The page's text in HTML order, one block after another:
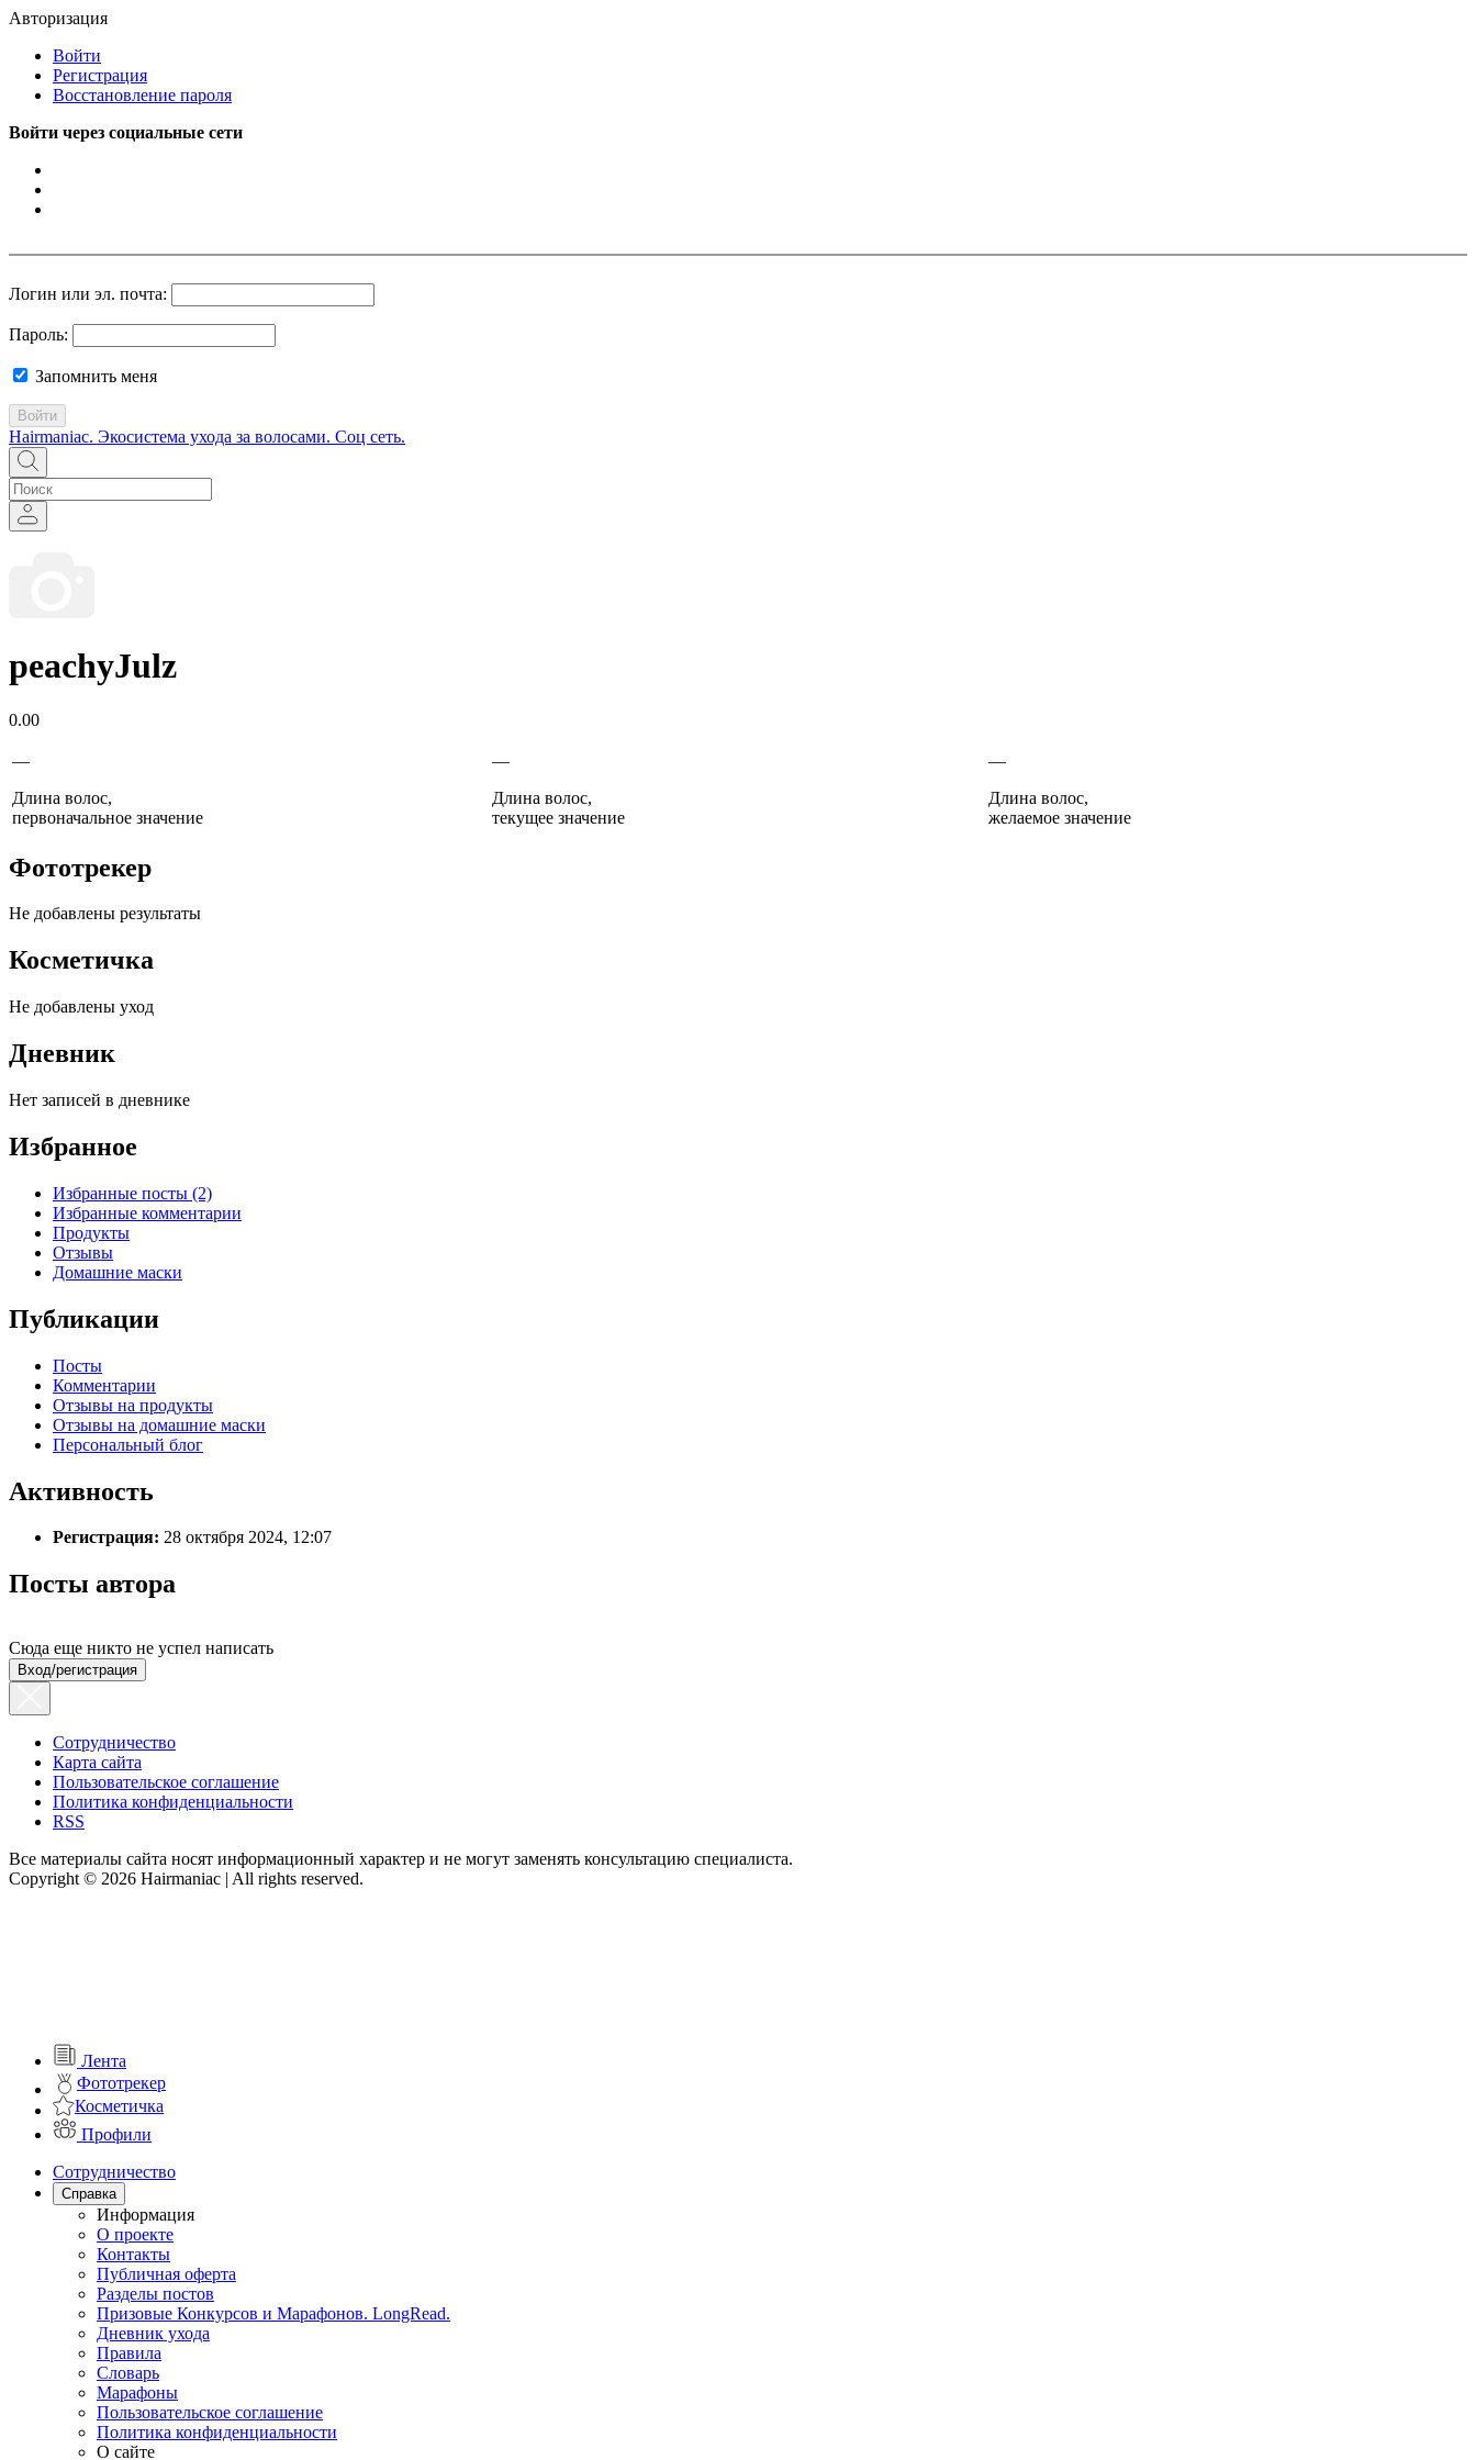
Авторизация
Войти
Регистрация
Восстановление пароля
Войти через социальные сети
Логин или эл. почта:
Пароль:
Запомнить меня
Войти
Hairmaniac. Экосистема ухода за волосами. Соц сеть.
peachyJulz
0.00
—
Длина волос,
первоначальное значение
—
Длина волос,
текущее значение
—
Длина волос,
желаемое значение
Фототрекер
Не добавлены результаты
Косметичка
Не добавлены уход
Дневник
Нет записей в дневнике
Избранное
Избранные посты (2)
Избранные комментарии
Продукты
Отзывы
Домашние маски
Публикации
Посты
Комментарии
Отзывы на продукты
Отзывы на домашние маски
Персональный блог
Активность
Регистрация: 28 октября 2024, 12:07
Посты автора
Сюда еще никто не успел написать
Вход/регистрация
Сотрудничество
Карта сайта
Пользовательское соглашение
Политика конфиденциальности
RSS
Все материалы сайта носят информационный характер и не могут заменять консультацию специалиста.
Copyright © 2026 Hairmaniac | All rights reserved.
Лента
Фототрекер
Косметичка
Профили
Сотрудничество
Справка
Информация
О проекте
Контакты
Публичная оферта
Разделы постов
Призовые Конкурсов и Марафонов. LongRead.
Дневник ухода
Правила
Словарь
Марафоны
Пользовательское соглашение
Политика конфиденциальности
О сайте